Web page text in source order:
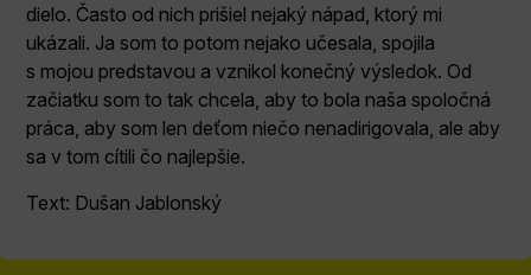
dielo. Často od nich prišiel nejaký nápad, ktorý mi
ukázali. Ja som to potom nejako učesala, spojila
s mojou predstavou a vznikol konečný výsledok. Od
začiatku som to tak chcela, aby to bola naša spoločná
práca, aby som len deťom niečo nenadirigovala, ale aby
sa v tom cítili čo najlepšie.
Text: Dušan Jablonský